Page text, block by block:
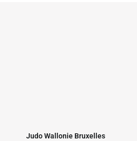
Judo Wallonie Bruxelles